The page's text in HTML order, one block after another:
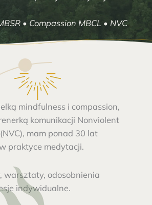
• Compassion MBCL • NVC
mindfulness i compassion,
komunikacji Nonviolent
mam ponad 30 lat
praktyce medytacji.
warsztaty, odosobnienia
indywidualne.